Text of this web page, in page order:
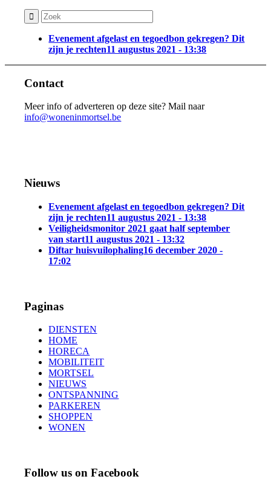
Evenement afgelast en tegoedbon gekregen? Dit
zijn je rechten11 augustus 2021 - 13:38
Contact
Meer info of adverteren op deze site? Mail naar
info@woneninmortsel.be
Nieuws
Evenement afgelast en tegoedbon gekregen? Dit
zijn je rechten11 augustus 2021 - 13:38
Veiligheidsmonitor 2021 gaat half september
van start11 augustus 2021 - 13:32
Diftar huisvuilophaling16 december 2020 -
17:02
Paginas
DIENSTEN
HOME
HORECA
MOBILITEIT
MORTSEL
NIEUWS
ONTSPANNING
PARKEREN
SHOPPEN
WONEN
Follow us on Facebook